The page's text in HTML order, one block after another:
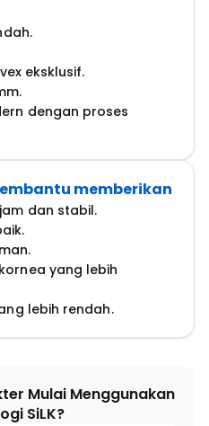
eksklusif.
dengan proses
memberikan
dan stabil.
yang lebih
lebih rendah.
Mulai Menggunakan
SiLK?